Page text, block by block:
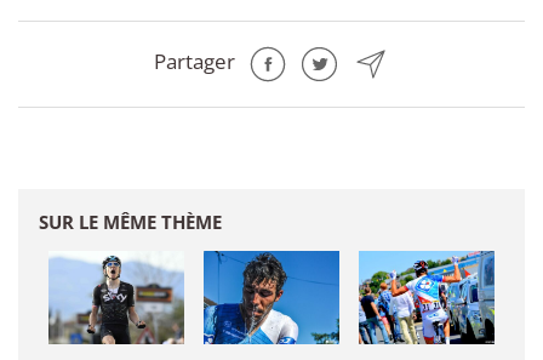
Partager
SUR LE MÊME THÈME